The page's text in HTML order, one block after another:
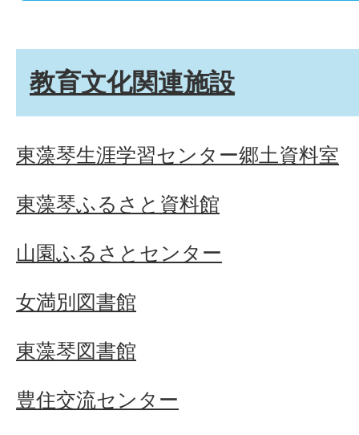
教育文化関連施設
東藻琴生涯学習センター郷土資料室
東藻琴ふるさと資料館
山園ふるさとセンター
女満別図書館
東藻琴図書館
豊住交流センター